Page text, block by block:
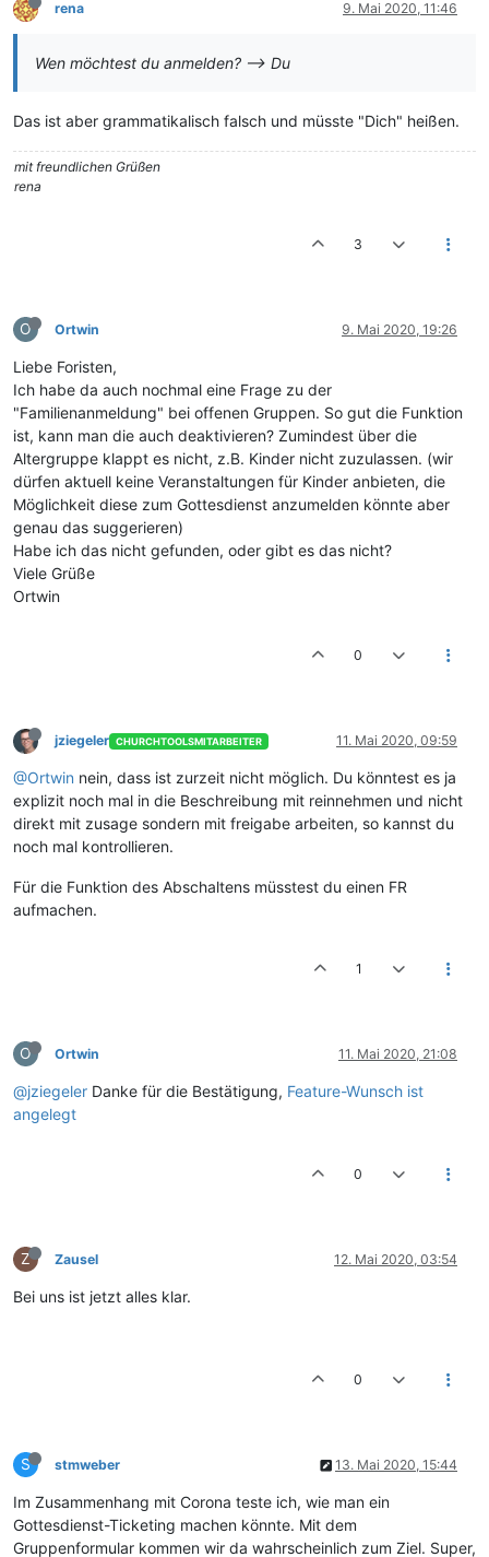
rena 9. Mai 2020, 11:46
Wen möchtest du anmelden? --> Du
Das ist aber grammatikalisch falsch und müsste "Dich" heißen.
mit freundlichen Grüßen
rena
3
O Ortwin 9. Mai 2020, 19:26
Liebe Foristen,
Ich habe da auch nochmal eine Frage zu der
"Familienanmeldung" bei offenen Gruppen. So gut die Funktion
ist, kann man die auch deaktivieren? Zumindest über die
Altergruppe klappt es nicht, z.B. Kinder nicht zuzulassen. (wir
dürfen aktuell keine Veranstaltungen für Kinder anbieten, die
Möglichkeit diese zum Gottesdienst anzumelden könnte aber
genau das suggerieren)
Habe ich das nicht gefunden, oder gibt es das nicht?
Viele Grüße
Ortwin
0
jziegeler CHURCHTOOLSMITARBEITER 11. Mai 2020, 09:59
@Ortwin nein, dass ist zurzeit nicht möglich. Du könntest es ja
explizit noch mal in die Beschreibung mit reinnehmen und nicht
direkt mit zusage sondern mit freigabe arbeiten, so kannst du
noch mal kontrollieren.
Für die Funktion des Abschaltens müsstest du einen FR
aufmachen.
1
O Ortwin 11. Mai 2020, 21:08
@jziegeler Danke für die Bestätigung, Feature-Wunsch ist
angelegt
0
Z Zausel 12. Mai 2020, 03:54
Bei uns ist jetzt alles klar.
0
S stmweber 13. Mai 2020, 15:44
Im Zusammenhang mit Corona teste ich, wie man ein
Gottesdienst-Ticketing machen könnte. Mit dem
Gruppenformular kommen wir da wahrscheinlich zum Ziel. Super,